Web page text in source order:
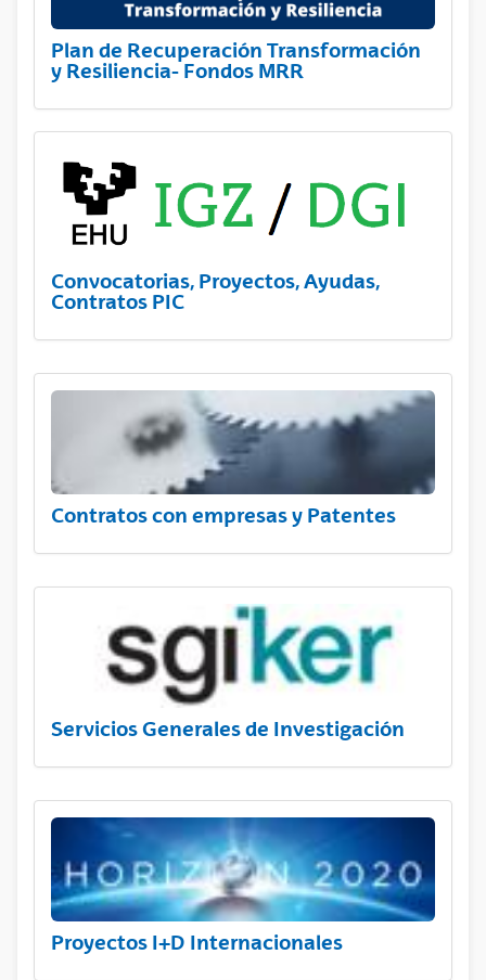
Plan de Recuperación Transformación
y Resiliencia- Fondos MRR
Convocatorias, Proyectos, Ayudas,
Contratos PIC
Contratos con empresas y Patentes
Servicios Generales de Investigación
Proyectos I+D Internacionales